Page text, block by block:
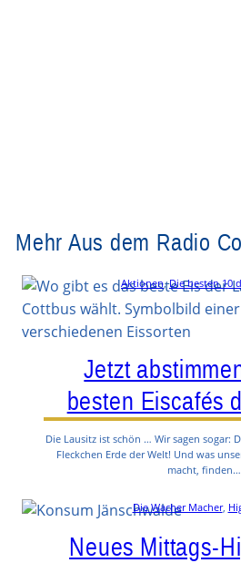
Mehr Aus dem Radio
Aktionen, Die besten 10
Jetzt
besten Eiscafés
Die Lausitz ist schön … Wir sagen sogar:
Fleckchen Erde der Welt! Und was
macht, finden…
Die Wacher Macher,
Neues Mittags-